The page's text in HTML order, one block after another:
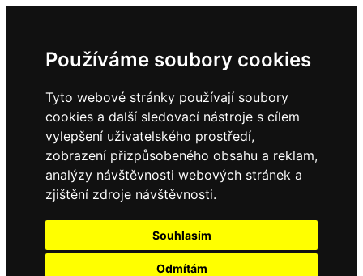
Používáme soubory cookies
Tyto webové stránky používají soubory
cookies a další sledovací nástroje s cílem
vylepšení uživatelského prostředí,
zobrazení přizpůsobeného obsahu a reklam,
analýzy návštěvnosti webových stránek a
zjištění zdroje návštěvnosti.
Souhlasím
Odmítám